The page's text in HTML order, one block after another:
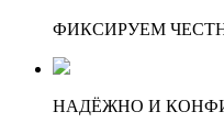
ФИКСИРУЕМ
НАДЁЖНО И